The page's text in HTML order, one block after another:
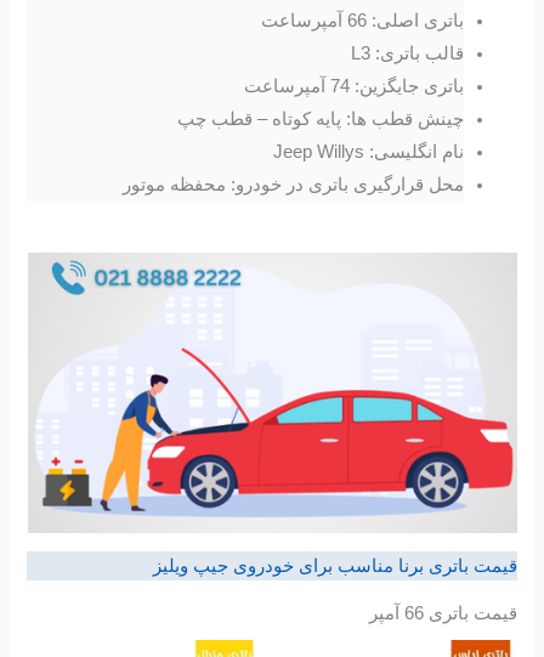
باتری اصلی: 66 آمپرساعت
قالب باتری: L3
باتری جایگزین: 74 آمپرساعت
چینش قطب ها: پایه کوتاه – قطب چپ
نام انگلیسی: Jeep Willys
محل قرارگیری باتری در خودرو: محفظه موتور
قیمت باتری برنا مناسب برای خودروی جیپ ویلیز
قیمت باتری 66 آمپر